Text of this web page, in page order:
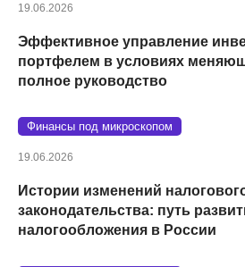
19.06.2026
Эффективное управление
портфелем в условиях
полное руководство
Финансы под микроскопом
19.06.2026
Истории изменений
законодательства: путь
налогообложения в России